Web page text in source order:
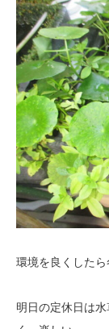
環境を良くした
明日の定休日は